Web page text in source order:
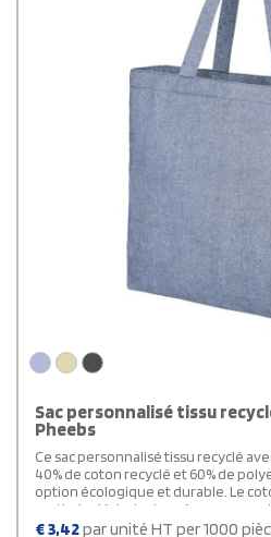
Sac personnalisé tissu
Pheebs
Ce sac personnalisé tissu recyclé
40% de coton recyclé et 60% de
option écologique et durable. Le
partir de déchets de pré-
processus de coupe dans les usines
€3,42par unité HT per 1000